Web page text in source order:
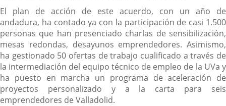
El plan de acción de este acuerdo, con un año de
andadura, ha contado ya con la participación de casi 1.500
personas que han presenciado charlas de sensibilización,
mesas redondas, desayunos emprendedores. Asimismo,
ha gestionado 50 ofertas de trabajo cualificado a través de
la intermediación del equipo técnico de empleo de la UVa y
ha puesto en marcha un programa de aceleración de
proyectos personalizado y a la carta para seis
emprendedores de Valladolid.